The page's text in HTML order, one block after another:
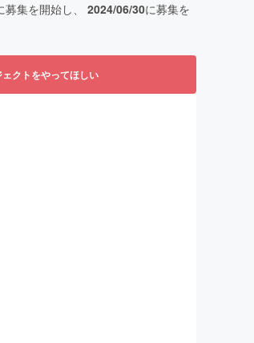
募集を開始し、 2024/06/30に募集を
クトをやってほしい